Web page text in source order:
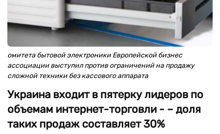
омитета бытовой электроники Европейской бизнес
ассоциации выступил против ограничений на продажу
сложной техники без кассового аппарата
Украина входит в пятерку лидеров по
объемам интернет-торговли - – доля
таких продаж составляет 30%